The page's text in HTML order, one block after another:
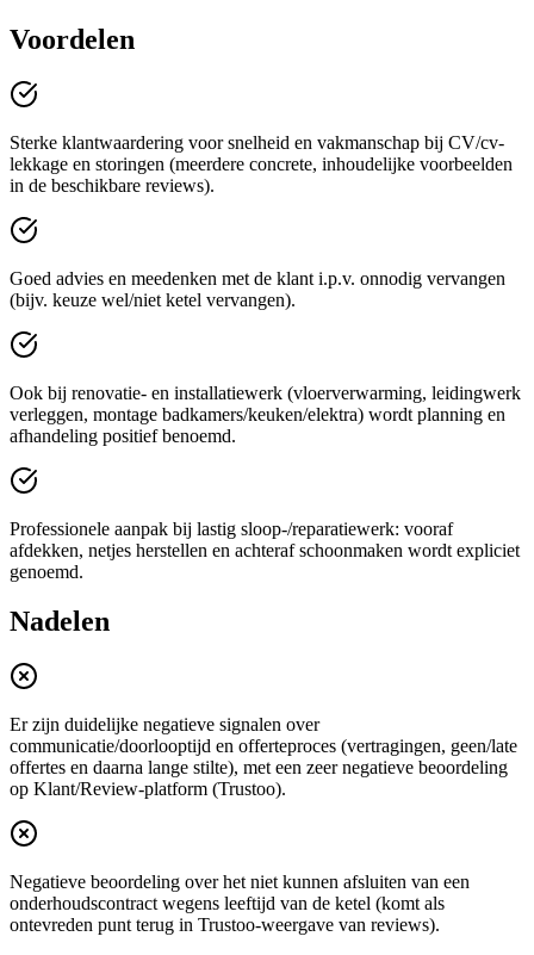
Voordelen
Sterke klantwaardering voor snelheid en vakmanschap bij CV/cv-
lekkage en storingen (meerdere concrete, inhoudelijke voorbeelden
in de beschikbare reviews).
Goed advies en meedenken met de klant i.p.v. onnodig vervangen
(bijv. keuze wel/niet ketel vervangen).
Ook bij renovatie- en installatiewerk (vloerverwarming, leidingwerk
verleggen, montage badkamers/keuken/elektra) wordt planning en
afhandeling positief benoemd.
Professionele aanpak bij lastig sloop-/reparatiewerk: vooraf
afdekken, netjes herstellen en achteraf schoonmaken wordt expliciet
genoemd.
Nadelen
Er zijn duidelijke negatieve signalen over
communicatie/doorlooptijd en offerteproces (vertragingen, geen/late
offertes en daarna lange stilte), met een zeer negatieve beoordeling
op Klant/Review-platform (Trustoo).
Negatieve beoordeling over het niet kunnen afsluiten van een
onderhoudscontract wegens leeftijd van de ketel (komt als
ontevreden punt terug in Trustoo-weergave van reviews).